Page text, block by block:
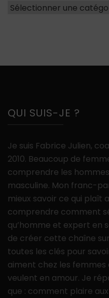
Catégories
QUI SUIS-JE ?
Je suis Fabrice Julien,
2010. Beaucoup de
comprendre les
masculine. Mon franc-
mieux savoir ce qui plaît
comprendre comment
qu’homme et expert en
de créer cette chaîne
toutes les clés pour
aiment chez les
veulent en amour. Je
que : comment plaire